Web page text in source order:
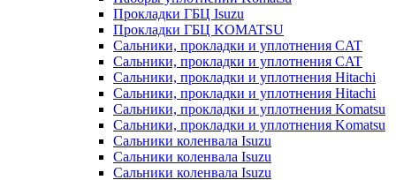
Прокладки ГБЦ Isuzu
Прокладки ГБЦ KOMATSU
Сальники, прокладки и уплотнения CAT
Сальники, прокладки и уплотнения CAT
Сальники, прокладки и уплотнения Hitachi
Сальники, прокладки и уплотнения Hitachi
Сальники, прокладки и уплотнения Komatsu
Сальники, прокладки и уплотнения Komatsu
Сальники коленвала Isuzu
Сальники коленвала Isuzu
Сальники коленвала Isuzu